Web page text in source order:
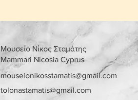
Μουσείο Νίκος Σταμάτης
Mammari Nicosia Cyprus
mouseionikosstamatis@gmail.com
tolonastamatis@gmail.com